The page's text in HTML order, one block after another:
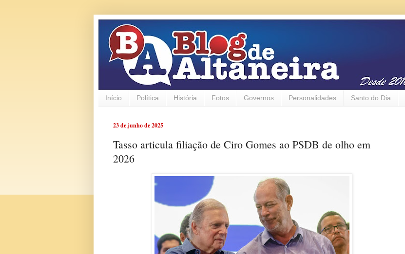
Início Política História Fotos Governos Personalidades Santo do Dia
23 de junho de 2025
Tasso articula filiação de Ciro Gomes ao PSDB de olho em
2026